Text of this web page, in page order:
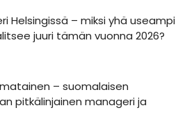
Helsingissä – miksi yhä useampi
juuri tämän vuonna 2026?
– suomalaisen
pitkälinjainen manageri ja